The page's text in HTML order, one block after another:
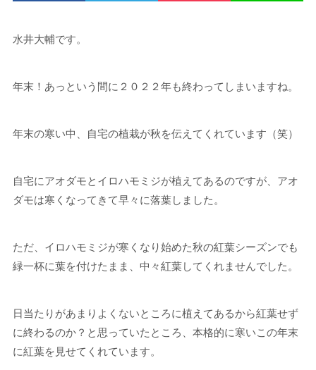
水井大輔です。
年末！あっという間に２０２２年も終わってしまいますね。
年末の寒い中、自宅の植栽が秋を伝えてくれています（笑）
自宅にアオダモとイロハモミジが植えてあるのですが、アオ
ダモは寒くなってきて早々に落葉しました。
ただ、イロハモミジが寒くなり始めた秋の紅葉シーズンでも
緑一杯に葉を付けたまま、中々紅葉してくれませんでした。
日当たりがあまりよくないところに植えてあるから紅葉せず
に終わるのか？と思っていたところ、本格的に寒いこの年末
に紅葉を見せてくれています。